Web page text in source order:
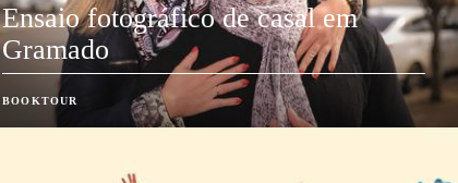
Ensaio fotográfico de casal em
Gramado
BOOKTOUR